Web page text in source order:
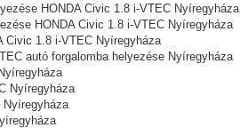
HONDA Civic 1.8 i-VTEC Nyíregyháza
HONDA Civic 1.8 i-VTEC Nyíregyháza
Civic 1.8 i-VTEC Nyíregyháza
autó forgalomba helyezése Nyíregyháza
Nyíregyháza
Nyíregyháza